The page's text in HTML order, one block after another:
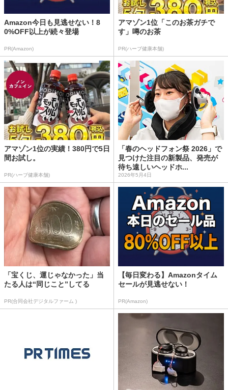
Amazon今日も見逃せない！8
0%OFF以上が続々登場
PR(Amazon)
アマゾン1位「このお茶ガチで
す」噂のお茶
PR(ハーブ健康本舗)
アマゾン1位の実績！380円で5日
間お試し。
PR(ハーブ健康本舗)
「春のヘッドフォン祭 2026」で
見つけた注目の新製品、発売が
待ち遠しいヘッドホ...
2026年5月4日
「宝くじ、運じゃなかった」当
たる人は“同じこと”してる
PR(合同会社デジタルファーム )
【毎日変わる】Amazonタイム
セールが見逃せない！
PR(Amazon)